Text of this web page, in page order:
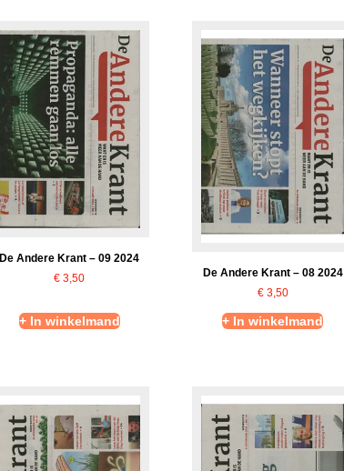
De Andere Krant – 09 2024
€ 3,50
+ In winkelmand
De Andere Krant – 08 2024
€3,50
+ In winkelmand